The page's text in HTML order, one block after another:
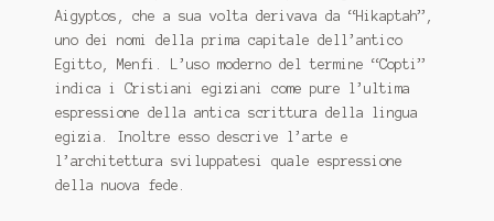
Aigyptos, che a sua volta derivava da “Hikaptah”,
uno dei nomi della prima capitale dell’antico
Egitto, Menfi. L’uso moderno del termine “Copti”
indica i Cristiani egiziani come pure l’ultima
espressione della antica scrittura della lingua
egizia. Inoltre esso descrive l’arte e
l’architettura sviluppatesi quale espressione
della nuova fede.